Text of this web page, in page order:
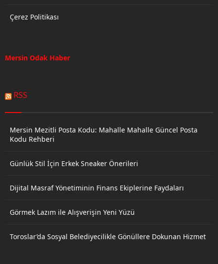
Çerez Politikası
Mersin Odak Haber
RSS
Mersin Mezitli Posta Kodu: Mahalle Mahalle Güncel Posta
Kodu Rehberi
Günlük Stil İçin Erkek Sneaker Önerileri
Dijital Masraf Yönetiminin Finans Ekiplerine Faydaları
Görmek Lazım ile Alışverişin Yeni Yüzü
Toroslar’da Sosyal Belediyecilikle Gönüllere Dokunan Hizmet